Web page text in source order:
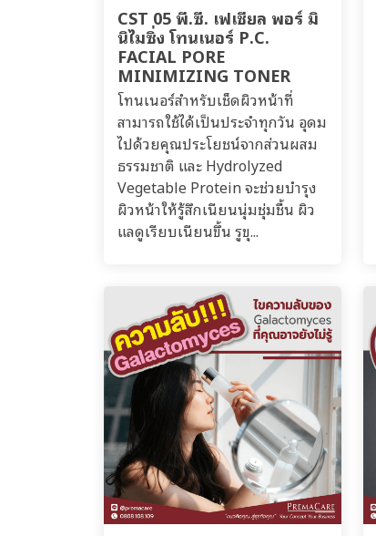
CST 05 พี.ซี. เฟเชียล พอร์ มิ
นิไมซิ่ง โทนเนอร์ P.C.
FACIAL PORE
MINIMIZING TONER
โทนเนอร์สำหรับเช็ดผิวหน้าที่
สามารถใช้ได้เป็นประจำทุกวัน อุดม
ไปด้วยคุณประโยชน์จากส่วนผสม
ธรรมชาติ และ Hydrolyzed
Vegetable Protein จะช่วยบำรุง
ผิวหน้าให้รู้สึกเนียนนุ่มชุ่มชื้น ผิว
แลดูเรียบเนียนขึ้น รูขุ...